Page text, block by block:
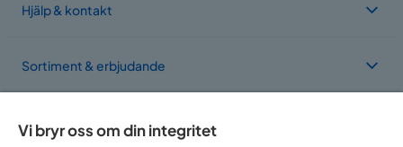
Hjälp & kontakt
Sortiment & erbjudande
Vi bryr oss om din integritet